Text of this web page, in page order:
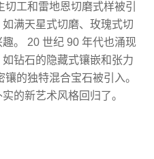
工和雷地恩切磨式样被引
满天星式切磨、玫瑰式切
。 20 世纪 90 年代也涌现
钻石的隐藏式镶嵌和张力
的独特混合宝石被引入。
的新艺术风格回归了。